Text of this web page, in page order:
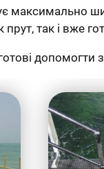
максимально
так і вже
допомогти